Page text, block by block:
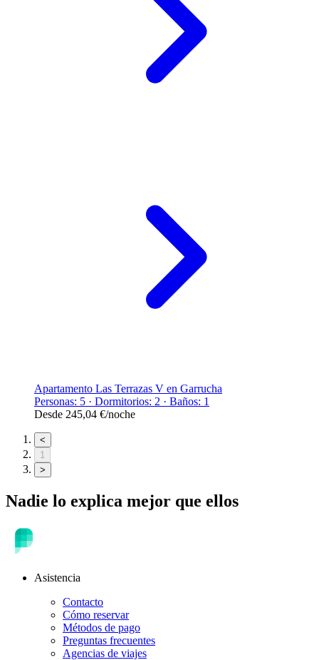
Apartamento Las Terrazas V en Garrucha
Personas: 5 · Dormitorios: 2 · Baños: 1
Desde 245,04 €/noche
<
1
>
Nadie lo explica mejor que ellos
Asistencia
Contacto
Cómo reservar
Métodos de pago
Preguntas frecuentes
Agencias de viajes